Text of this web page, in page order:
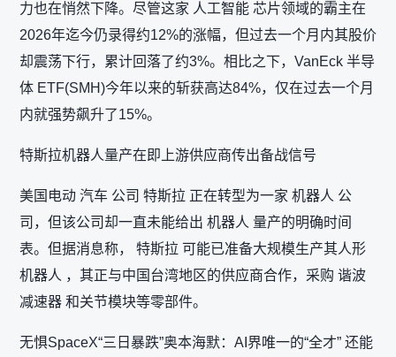
力也在悄然下降。尽管这家 人工智能 芯片领域的霸主在
2026年迄今仍录得约12%的涨幅，但过去一个月内其股价
却震荡下行，累计回落了约3%。相比之下，VanEck 半导
体 ETF(SMH)今年以来的斩获高达84%，仅在过去一个月
内就强势飙升了15%。
特斯拉机器人量产在即上游供应商传出备战信号
美国电动 汽车 公司 特斯拉 正在转型为一家 机器人 公
司，但该公司却一直未能给出 机器人 量产的明确时间
表。但据消息称， 特斯拉 可能已准备大规模生产其人形
机器人 ，其正与中国台湾地区的供应商合作，采购 谐波
减速器 和关节模块等零部件。
无惧SpaceX“三日暴跌”奥本海默：AI界唯一的“全才” 还能